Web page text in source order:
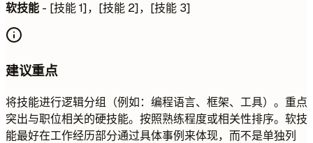
软技能 - [技能 1]，[技能 2]，[技能 3]
建议重点
将技能进行逻辑分组（例如：编程语言、框架、工具）。重点
突出与职位相关的硬技能。按照熟练程度或相关性排序。软技
能最好在工作经历部分通过具体事例来体现，而不是单独列